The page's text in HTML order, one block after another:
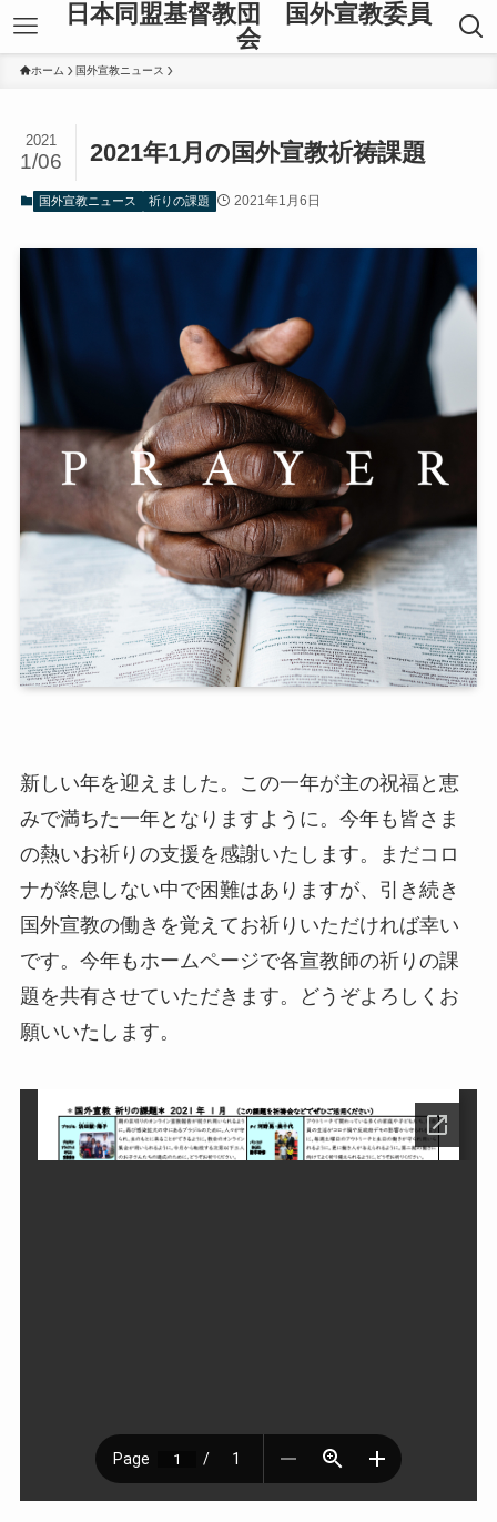
日本同盟基督教団 国外宣教委員
会
ホーム 国外宣教ニュース
2021年1月の国外宣教祈祷課題
2021
1/06
国外宣教ニュース 祈りの課題 2021年1月6日
新しい年を迎えました。この一年が主の祝福と恵
みで満ちた一年となりますように。今年も皆さま
の熱いお祈りの支援を感謝いたします。まだコロ
ナが終息しない中で困難はありますが、引き続き
国外宣教の働きを覚えてお祈りいただければ幸い
です。今年もホームページで各宣教師の祈りの課
題を共有させていただきます。どうぞよろしくお
願いいたします。